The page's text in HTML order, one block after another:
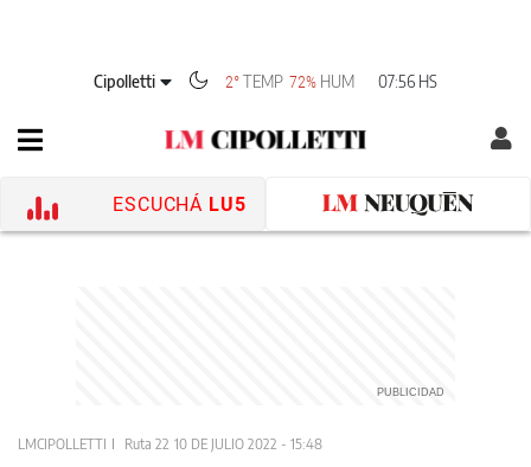
Cipolletti 2°TEMP 72% HUM 07:56 HS
ESCUCHÁ LU5
LMCIPOLLETTI Ruta 22 10 DE JULIO 2022 - 15:48